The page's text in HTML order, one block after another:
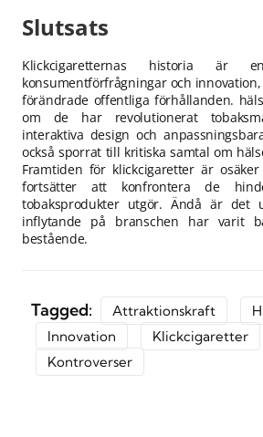
Slutsats
Klickcigaretternas historia är
konsumentförfrågningar och
förändrade offentliga förhållanden.
om de har revolutionerat
interaktiva design och
också sporrat till kritiska samtal om
Framtiden för klickcigaretter är
fortsätter att konfrontera de
tobaksprodukter utgör. Ändå är det
inflytande på branschen har varit
bestående.
Tagged: Attraktionskraft
Innovation
Klickcigaretter
Kontroverser